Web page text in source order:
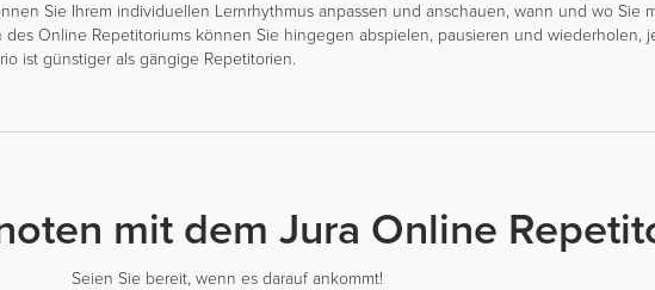
Sie Ihrem individuellen Lernrhythmus anpassen und anschauen, wann und wo Sie
Online Repetitoriums können Sie hingegen abspielen, pausieren und wiederholen,
ist günstiger als gängige Repetitorien.
mit dem Jura Online
Seien Sie bereit, wenn es darauf ankommt!